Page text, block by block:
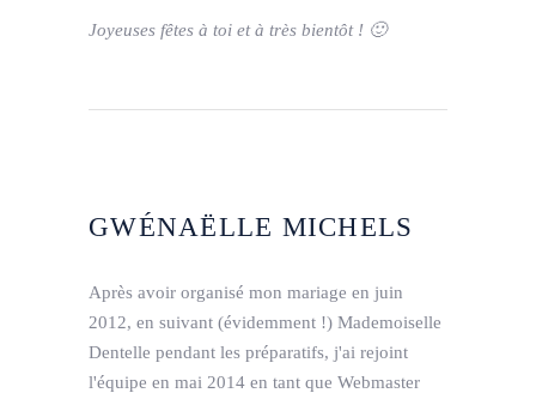
Joyeuses fêtes à toi et à très bientôt ! 🙂
GWÉNAËLLE MICHELS
Après avoir organisé mon mariage en juin
2012, en suivant (évidemment !) Mademoiselle
Dentelle pendant les préparatifs, j'ai rejoint
l'équipe en mai 2014 en tant que Webmaster